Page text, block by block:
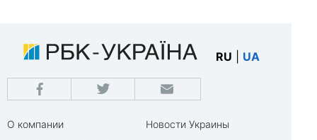
RU UA
О компании
Новости Украины